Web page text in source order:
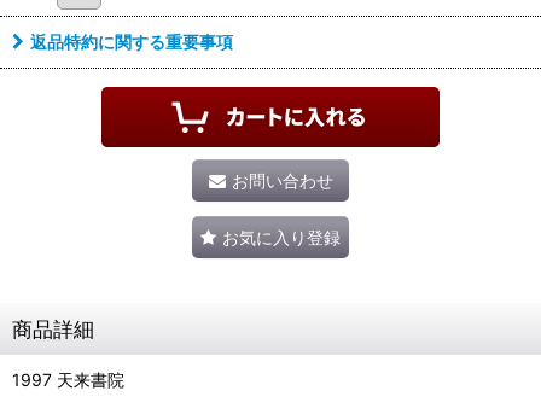
返品特約に関する重要事項
お問い合わせ
お気に入り登録
商品詳細
1997 天来書院